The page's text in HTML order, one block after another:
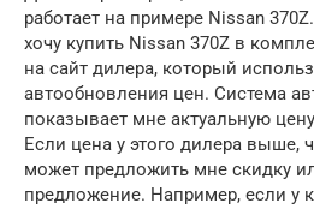
работает на примере Nissan
хочу купить Nissan 370Z в
на сайт дилера, который
автообновления цен. Система
показывает мне актуальную
Если цена у этого дилера выше,
может предложить мне скидку
предложение. Например, если у